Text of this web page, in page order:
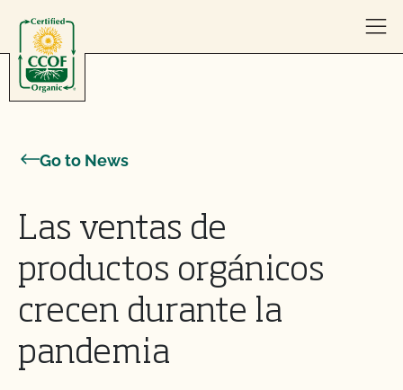
Go to News
Las ventas de
productos orgánicos
crecen durante la
pandemia